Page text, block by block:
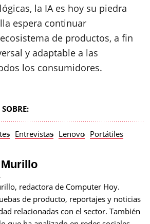
la IA es hoy su piedra
espera continuar
de productos, a fin
y adaptable a las
los consumidores.
Entrevistas Lenovo Portátiles
redactora de Computer Hoy.
de producto, reportajes y noticias
relacionadas con el sector. También